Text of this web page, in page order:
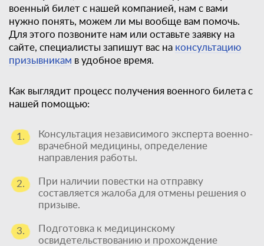
военный билет с нашей компанией, нам с вами
нужно понять, можем ли мы вообще вам помочь.
Для этого позвоните нам или оставьте заявку на
сайте, специалисты запишут вас на консультацию
призывникам в удобное время.
Как выглядит процесс получения военного билета с
нашей помощью:
1.
Консультация независимого эксперта военно-
врачебной медицины, определение
направления работы.
2.
При наличии повестки на отправку
составляется жалоба для отмены решения о
призыве.
3.
Подготовка к медицинскому
освидетельствованию и прохождение